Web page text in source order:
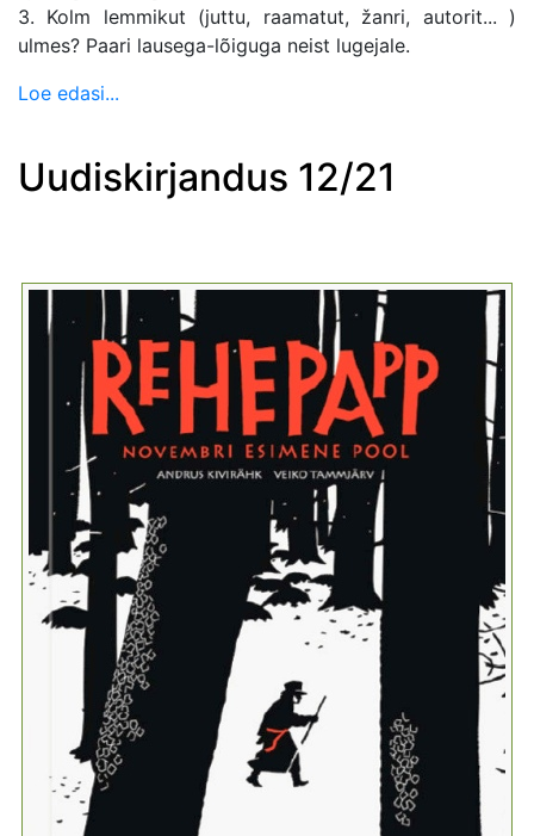
3. Kolm lemmikut (juttu, raamatut, žanri, autorit... )
ulmes? Paari lausega-lõiguga neist lugejale.
Loe edasi...
Uudiskirjandus 12/21